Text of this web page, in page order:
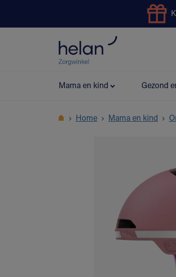
Mama en kind Gezond
Home Mama en kind